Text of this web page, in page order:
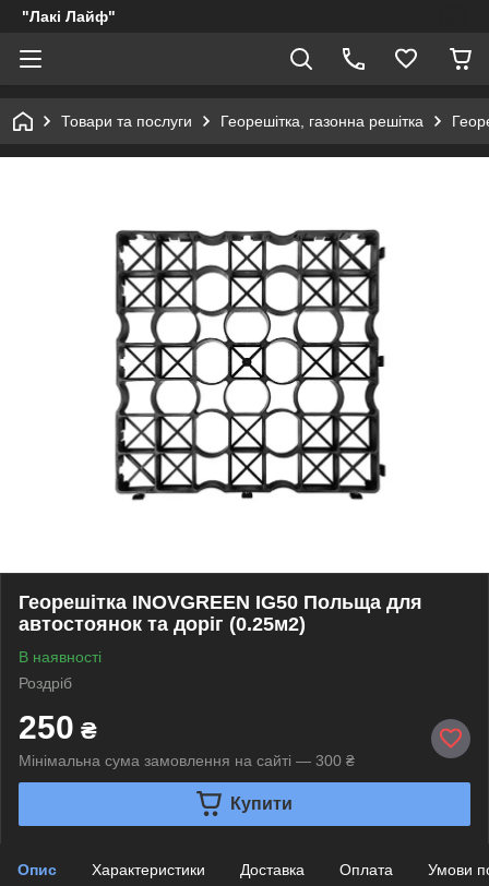
"Лакі Лайф"
Товари та послуги Георешітка, газонна решітка
Георешітка INOVGREEN IG50 Польща для
автостоянок та доріг (0.25м2)
В наявності
Роздріб
250 ₴
Мінімальна сума замовлення на сайті — 300 ₴
Купити
Опис Характеристики Доставка Оплата Умови